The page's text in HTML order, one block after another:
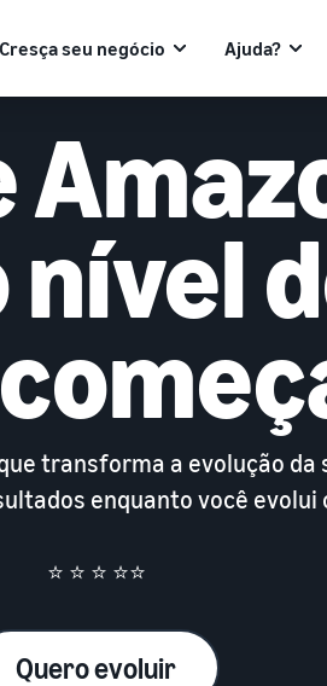
Cresça seu negócio Ajuda?
transforma a evolução da
enquanto você evolui
⭐ ⭐ ⭐ ⭐⭐
Quero evoluir